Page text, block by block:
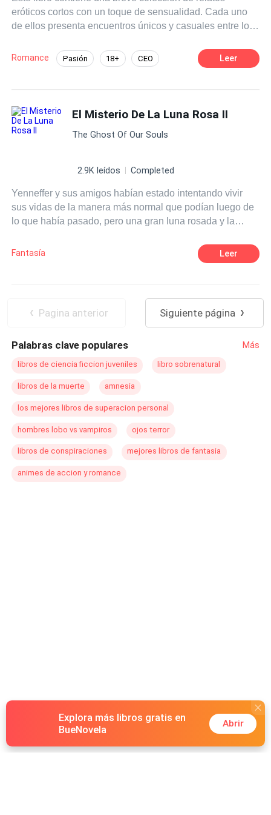
esas putas camisetas de tirantes y minifaldas que apenas
te tapan las nalgas cuando te agachas un poco. Ahora,
nos dé la puta gana. Mi coño estaba completamente
abierto y brillando en el aire. —Mmmnnn, mira cómo
eróticos cortos con un toque de sensualidad. Cada uno
de ellos presenta encuentros únicos y casuales entre los
necesario leer alguna otra de mis novelas para entender
estos relatos. **Las historias aquí narradas son ficción y
Romance Pasión 18+ CEO
Aventura de Una Noche
Leer
El Misterio De La Luna Rosa II
The Ghost Of Our Souls
2.9K leídos Completed
Yenneffer y sus amigos habían estado intentando vivir
sus vidas de la manera más normal que podían luego de
lo que había pasado, pero una gran luna rosada y la
grupo a embarcarse en una nueva travesía.
Fantasía Leer
Pagina anterior Siguiente página
Palabras clave populares Más
libros de ciencia ficcion juveniles libro sobrenatural
libros de la muerte amnesia
los mejores libros de superacion personal
hombres lobo vs vampiros ojos terror
libros de conspiraciones mejores libros de fantasia
animes de accion y romance
Explora más libros gratis en
BueNovela
Abrir